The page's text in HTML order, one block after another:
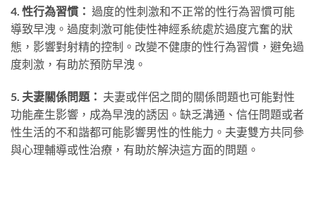
4. 性行為習慣： 過度的性刺激和不正常的性行為習慣可能
導致早洩。過度刺激可能使性神經系統處於過度亢奮的狀
態，影響對射精的控制。改變不健康的性行為習慣，避免過
度刺激，有助於預防早洩。
5. 夫妻關係問題： 夫妻或伴侶之間的關係問題也可能對性
功能產生影響，成為早洩的誘因。缺乏溝通、信任問題或者
性生活的不和諧都可能影響男性的性能力。夫妻雙方共同參
與心理輔導或性治療，有助於解決這方面的問題。